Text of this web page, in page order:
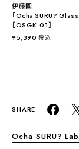
伊藤園
「Ocha SURU? Glass
【OSGK-01】
¥5,390 税込
Ocha SURU? Lab.